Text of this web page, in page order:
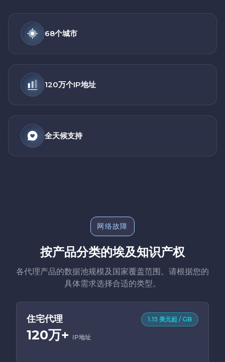
68个城市
120万个IP地址
全天候支持
网络故障
按产品分类的埃及知识产权
各代理产品的数据池规模及国家覆盖范围。请根据您的
具体需求选择合适的类型。
住宅代理
120万+ IP地址
1.15 美元起 / GB